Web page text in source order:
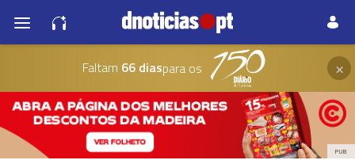
Faltam 66 diaspara os ×
PUB